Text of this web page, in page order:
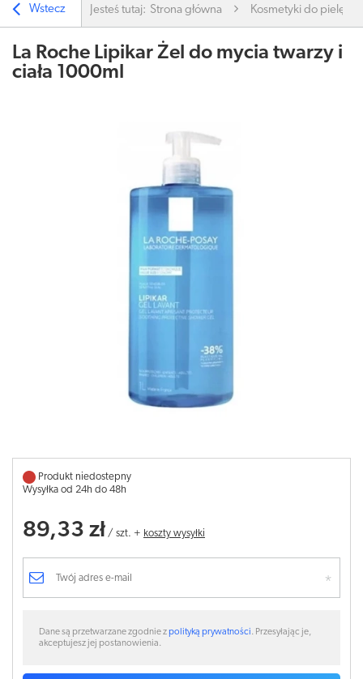
Wstecz Jesteś tutaj: Strona główna Kosmetyki do
La Roche Lipikar Żel do mycia twarzy i
ciała 1000ml
Produkt niedostepny
Wysyłka od 24h do 48h
89,33 zł / szt. + koszty wysyłki
Dane są przetwarzane zgodnie zpolityką prywatności. Przesyłając je,
akceptujesz jej postanowienia.